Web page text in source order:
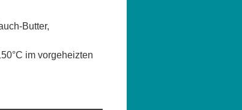
Butter,
im vorgeheizten